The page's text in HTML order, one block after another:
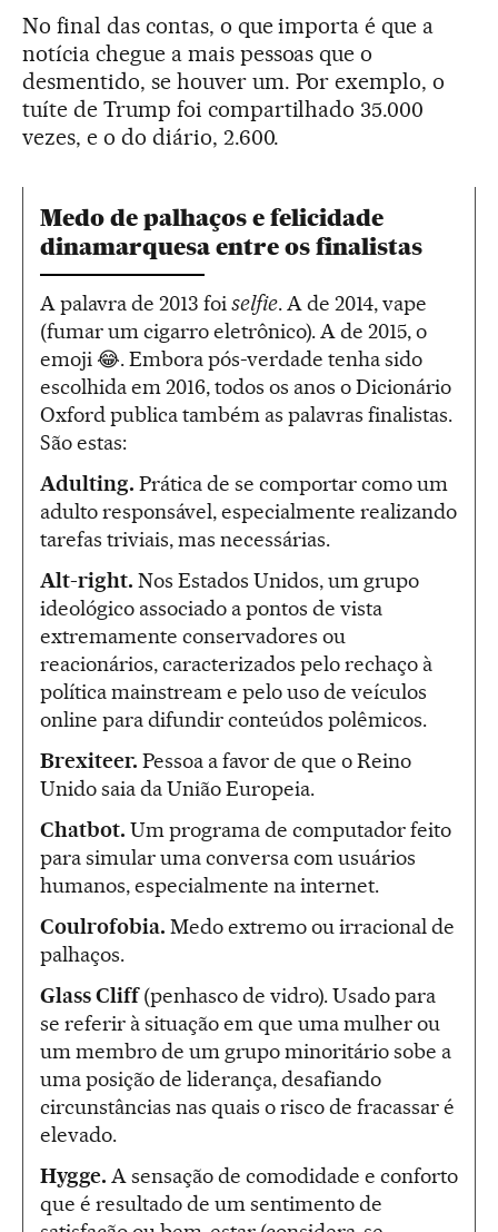
No final das contas, o que importa é que a
notícia chegue a mais pessoas que o
desmentido, se houver um. Por exemplo, o
tuíte de Trump foi compartilhado 35.000
vezes, e o do diário, 2.600.
Medo de palhaços e felicidade
dinamarquesa entre os finalistas
A palavra de 2013 foiselfie. A de 2014, vape
(fumar um cigarro eletrônico). A de 2015, o
emoji 😂. Embora pós-verdade tenha sido
escolhida em 2016, todos os anos o Dicionário
Oxford publica também as palavras finalistas.
São estas:
Adulting. Prática de se comportar como um
adulto responsável, especialmente realizando
tarefas triviais, mas necessárias.
Alt-right. Nos Estados Unidos, um grupo
ideológico associado a pontos de vista
extremamente conservadores ou
reacionários, caracterizados pelo rechaço à
política mainstream e pelo uso de veículos
online para difundir conteúdos polêmicos.
Brexiteer. Pessoa a favor de que o Reino
Unido saia da União Europeia.
Chatbot. Um programa de computador feito
para simular uma conversa com usuários
humanos, especialmente na internet.
Coulrofobia. Medo extremo ou irracional de
palhaços.
Glass Cliff(penhasco de vidro). Usado para
se referir à situação em que uma mulher ou
um membro de um grupo minoritário sobe a
uma posição de liderança, desafiando
circunstâncias nas quais o risco de fracassar é
elevado.
Hygge. A sensação de comodidade e conforto
que é resultado de um sentimento de